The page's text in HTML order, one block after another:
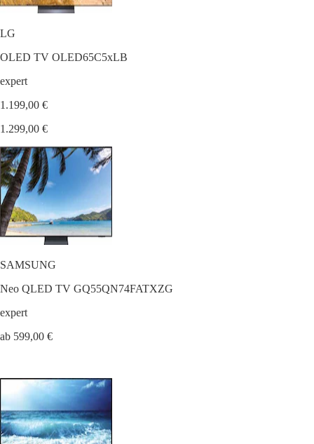
LG
OLED TV OLED65C5xLB
expert
1.199,00 €
1.299,00 €
SAMSUNG
Neo QLED TV GQ55QN74FATXZG
expert
ab 599,00 €